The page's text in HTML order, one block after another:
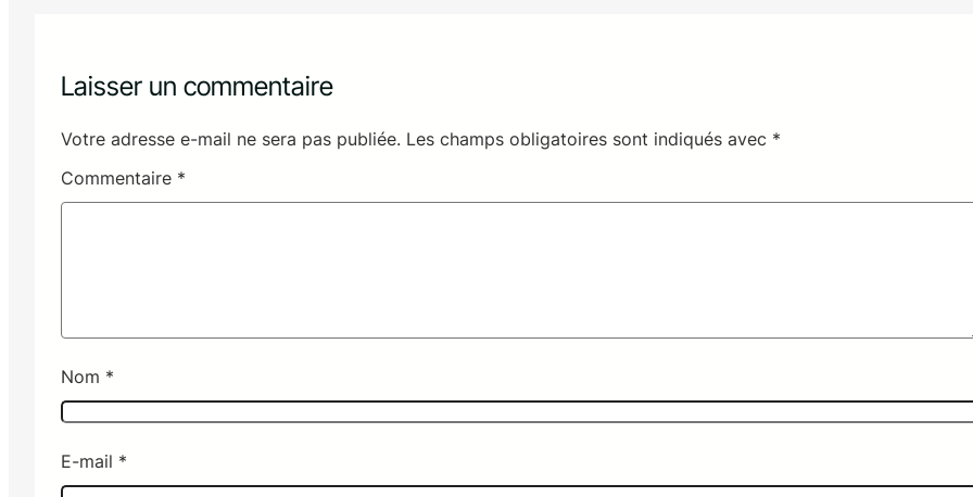
Laisser un commentaire
Votre adresse e-mail ne sera pas publiée. Les champs obligatoires sont indiqués avec *
Commentaire *
Nom *
E-mail *